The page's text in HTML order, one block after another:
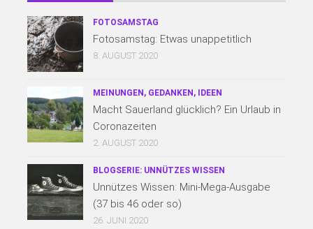
FOTOSAMSTAG
Fotosamstag: Etwas unappetitlich
8. AUGUST 2020
MEINUNGEN, GEDANKEN, IDEEN
Macht Sauerland glücklich? Ein Urlaub in
Coronazeiten
2. AUGUST 2020
BLOGSERIE: UNNÜTZES WISSEN
Unnützes Wissen: Mini-Mega-Ausgabe
(37 bis 46 oder so)
26. JUNI 2020